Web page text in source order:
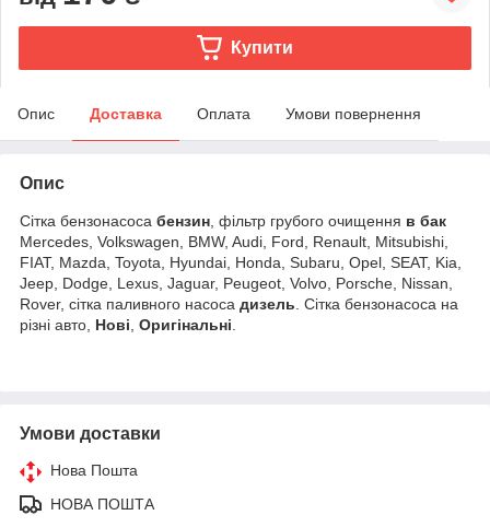
Купити
Опис Доставка Оплата Умови повернення
Опис
Сітка бензонасоса бензин , фільтр грубого очищення в бак
Mercedes, Volkswagen, BMW, Audi, Ford, Renault, Mitsubishi,
FIAT, Mazda, Toyota, Hyundai, Honda, Subaru, Opel, SEAT, Kia,
Jeep, Dodge, Lexus, Jaguar, Peugeot, Volvo, Porsche, Nissan,
Rover, сітка паливного насоса дизель . Сітка бензонасоса на
різні авто, Нові Оригінальні
Умови доставки
Нова Пошта
НОВА ПОШТА